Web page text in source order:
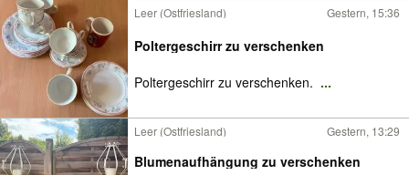
Leer (Ostfriesland) Gestern, 15:36
Poltergeschirr zu verschenken
Poltergeschirr zu verschenken. ...
Leer (Ostfriesland) Gestern, 13:29
Blumenaufhängung zu verschenken